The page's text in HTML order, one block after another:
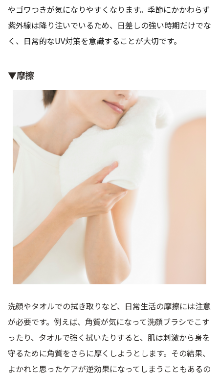
やゴワつきが気になりやすくなります。季節にかかわらず
紫外線は降り注いでいるため、日差しの強い時期だけでな
く、日常的なUV対策を意識することが大切です。
▼摩擦
洗顔やタオルでの拭き取りなど、日常生活の摩擦には注意
が必要です。例えば、角質が気になって洗顔ブラシでこす
ったり、タオルで強く拭いたりすると、肌は刺激から身を
守るために角質をさらに厚くしようとします。その結果、
よかれと思ったケアが逆効果になってしまうこともあるの